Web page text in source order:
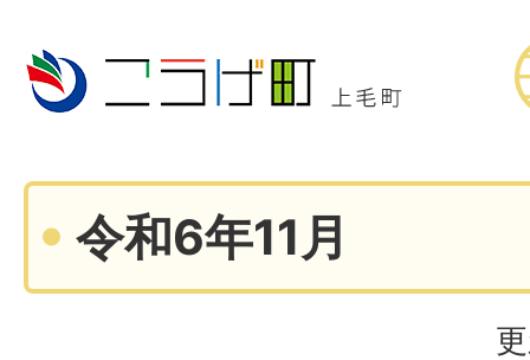
令和6年11月